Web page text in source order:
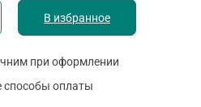
В избранное
при оформлении
способы оплаты